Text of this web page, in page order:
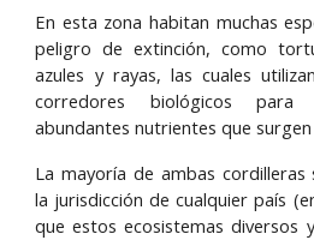
En esta zona habitan muchas
peligro de extinción, como
azules y rayas, las cuales
corredores biológicos
abundantes nutrientes que
La mayoría de ambas
la jurisdicción de cualquier país
que estos ecosistemas diversos